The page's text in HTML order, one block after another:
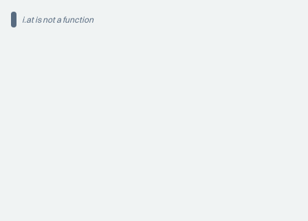
i.at is not a function